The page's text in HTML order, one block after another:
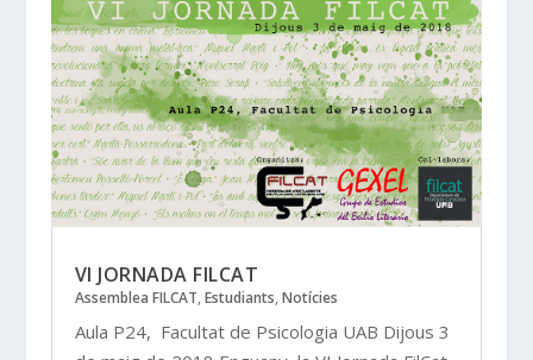
VI JORNADA FILCAT
Assemblea FILCAT, Estudiants, Notícies
Aula P24, Facultat de Psicologia UAB Dijous 3